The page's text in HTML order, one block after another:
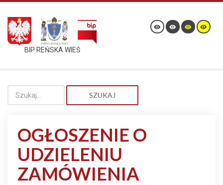
BIP REŃSKA WIEŚ
SZUKAJ
OGŁOSZENIE O
UDZIELENIU
ZAMÓWIENIA